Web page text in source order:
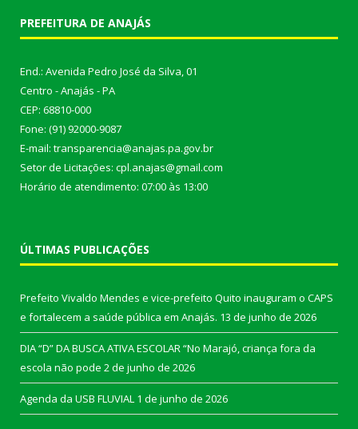
PREFEITURA DE ANAJÁS
End.: Avenida Pedro José da Silva, 01
Centro - Anajás - PA
CEP: 68810-000
Fone: (91) 92000-9087
E-mail: transparencia@anajas.pa.gov.br
Setor de Licitações: cpl.anajas@gmail.com
Horário de atendimento: 07:00 às 13:00
ÚLTIMAS PUBLICAÇÕES
Prefeito Vivaldo Mendes e vice-prefeito Quito inauguram o CAPS
e fortalecem a saúde pública em Anajás. 13 de junho de 2026
DIA “D” DA BUSCA ATIVA ESCOLAR “No Marajó, criança fora da
escola não pode 2 de junho de 2026
Agenda da USB FLUVIAL 1 de junho de 2026